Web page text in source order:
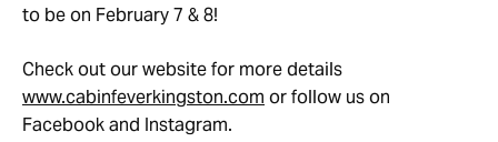
to be on February 7 & 8!
Check out our website for more details
www.cabinfeverkingston.com or follow us on
Facebook and Instagram.